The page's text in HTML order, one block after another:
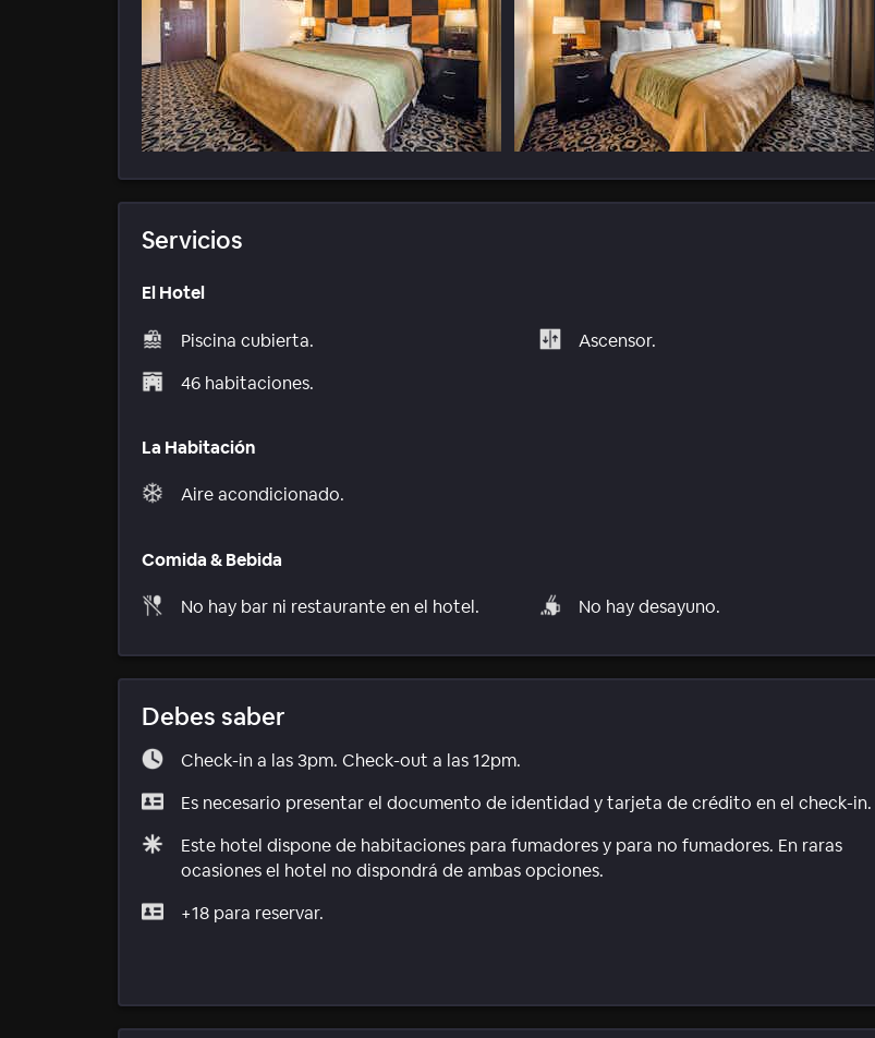
Servicios
El Hotel
Piscina cubierta.
46 habitaciones.
Ascensor.
La Habitación
Aire acondicionado.
Comida & Bebida
No hay bar ni restaurante en el hotel. No hay desayuno.
Debes saber
Check-in a las 3pm. Check-out a las 12pm.
Es necesario presentar el documento de identidad y tarjeta de crédito en el check-in.
Este hotel dispone de habitaciones para fumadores y para no fumadores. En raras
ocasiones el hotel no dispondrá de ambas opciones.
+18 para reservar.